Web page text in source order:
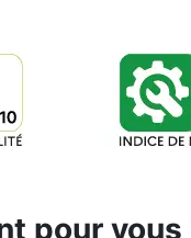
pour vous